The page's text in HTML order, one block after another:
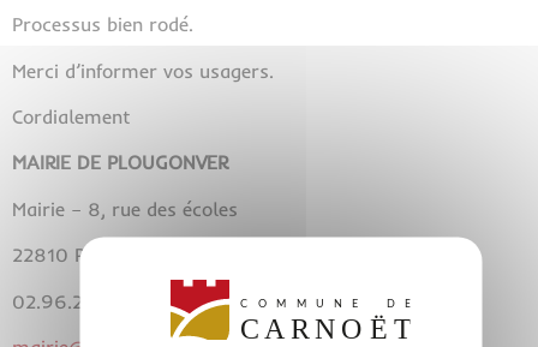
Processus bien rodé.
Merci d’informer vos usagers.
Cordialement
MAIRIE DE PLOUGONVER
Mairie – 8, rue des écoles
22810 PLOUGONVER
02.96.21.61.64